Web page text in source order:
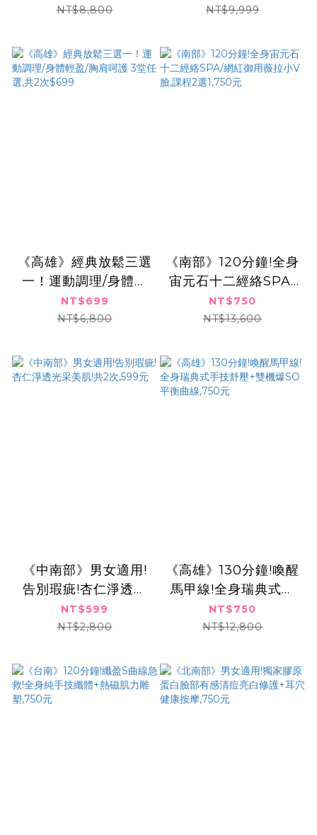
NT$8,800
NT$9,999
《高雄》經典放鬆三選
一！運動調理/身體輕
盈/胸肩呵護 3堂任選,
共2次$699
NT$699
NT$6,800
《南部》120分鐘!全身
宙元石十二經絡SPA/
網紅御用薇拉小V臉,課
程2選1,750元
NT$750
NT$13,600
《中南部》男女適用!
告別瑕疵!杏仁淨透光
采美肌!共2次,599元
NT$599
NT$2,800
《高雄》130分鐘!喚醒
馬甲線!全身瑞典式手
技舒壓+雙機爆SO平
衡曲線,750元
NT$750
NT$12,800